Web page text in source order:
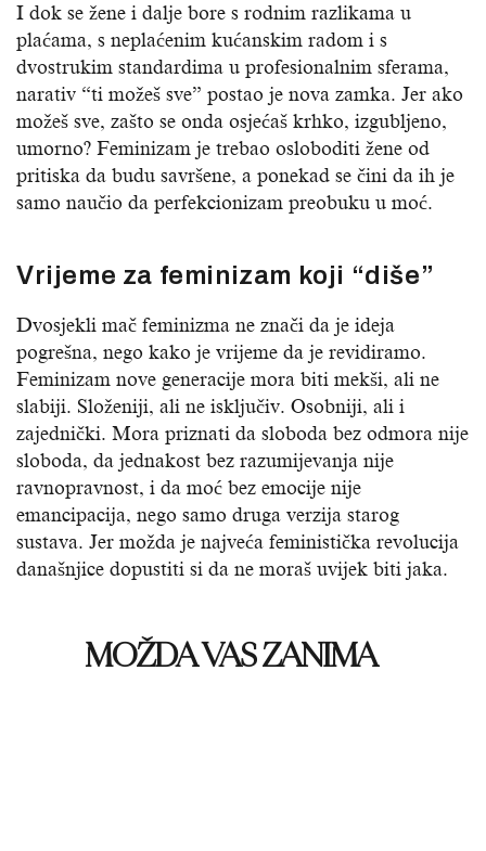
I dok se žene i dalje bore s rodnim razlikama u
plaćama, s neplaćenim kućanskim radom i s
dvostrukim standardima u profesionalnim sferama,
narativ “ti možeš sve” postao je nova zamka. Jer ako
možeš sve, zašto se onda osjećaš krhko, izgubljeno,
umorno? Feminizam je trebao osloboditi žene od
pritiska da budu savršene, a ponekad se čini da ih je
samo naučio da perfekcionizam preobuku u moć.
Vrijeme za feminizam koji “diše”
Dvosjekli mač feminizma ne znači da je ideja
pogrešna, nego kako je vrijeme da je revidiramo.
Feminizam nove generacije mora biti mekši, ali ne
slabiji. Složeniji, ali ne isključiv. Osobniji, ali i
zajednički. Mora priznati da sloboda bez odmora nije
sloboda, da jednakost bez razumijevanja nije
ravnopravnost, i da moć bez emocije nije
emancipacija, nego samo druga verzija starog
sustava. Jer možda je najveća feministička revolucija
današnjice dopustiti si da ne moraš uvijek biti jaka.
MOŽDA VAS ZANIMA